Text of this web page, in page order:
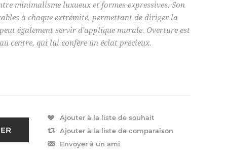
minimalisme luxueux et formes expressives. Son
à chaque extrémité, permettant de diriger la
également servir d'applique murale. Overture est
centre, qui lui confère un éclat précieux.